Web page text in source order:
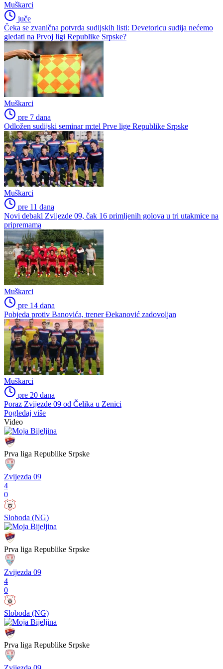
Muškarci
juče
Čeka se zvanična potvrda sudijskih listi: Devetoricu sudija nećemo
gledati na Prvoj ligi Republike Srpske?
Muškarci
pre 7 dana
Odložen sudijski seminar m:tel Prve lige Republike Srpske
Muškarci
pre 11 dana
Novi debakl Zvijezde 09, čak 16 primljenih golova u tri utakmice na
pripremama
Muškarci
pre 14 dana
Pobjeda protiv Banovića, trener Đekanović zadovoljan
Muškarci
pre 20 dana
Poraz Zvijezde 09 od Čelika u Zenici
Pogledaj više
Video
Prva liga Republike Srpske
Zvijezda 09
4
0
Sloboda (NG)
Prva liga Republike Srpske
Zvijezda 09
4
0
Sloboda (NG)
Prva liga Republike Srpske